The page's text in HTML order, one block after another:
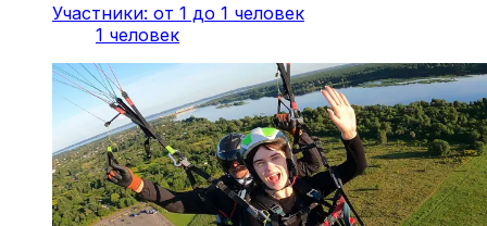
Участники: от 1 до 1 человек
1 человек